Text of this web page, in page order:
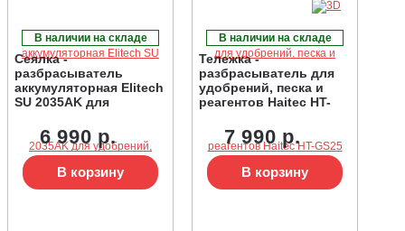
В наличии на складе
Сеялка -
разбрасыватель
аккумуляторная Elitech
SU 2035AK для
реагентов
6 990 р.
В корзину
В наличии на складе
Тележка -
разбрасыватель для
удобрений, песка и
реагентов Haitec HT-
7 990 р.
В корзину